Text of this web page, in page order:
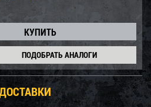
ПОДОБРАТЬ АНАЛОГИ